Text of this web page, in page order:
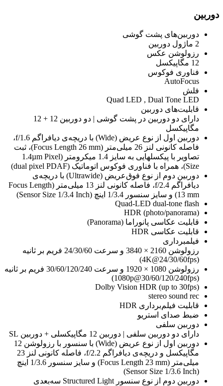
دوربین
دوربین‌های پشت گوشی
2 ماژول دوربین
رزولوشن عکس
12 مگاپیکسل
فناوری فوکوس
AutoFocus
فلش
Quad LED , Dual Tone LED
قابلیت‌های دوربین
دارای دو دوربین در پشت گوشی | دو دوربین 12 + 12
مگاپیکسل
دوربین اول از نوع عریض (Wide) با دریچه‌ی دیافراگم f/1.6،
فاصله کانونی لنز 26 میلی‌متر (Focus Length 26 mm)، ثبت
تصاویر با پیکسل‎هایی به سایز 1.4 میکرومتر (1.4µm Pixel
Size)، همراه با فناوری فوکوس اتوماتیک (dual pixel PDAF)
دوربین دوم از نوع فوق‌عریض (Ultrawide) با دریچه‌ی
دیافراگم f/2.4، فاصله کانونی لنز 13 میلی‌متر (Focus Length
13 mm) و سایز سنسور 1/3.4 اینچ (Sensor Size 1/3.4 Inch)
Quad-LED dual-tone flash
HDR (photo/panorama)
قابلیت عکاسی پانوراما (Panorama)
قابلیت عکاسی HDR
فیلمبرداری
رزولوشن 2160 × 3840 و سرعت 24/30/60 فریم بر ثانیه
(4K@24/30/60fps)
رزولوشن 1080 × 1920 و سرعت 30/60/120/240 فریم بر ثانیه
(1080p@30/60/120/240fps)
Dolby Vision HDR (up to 30fps)
stereo sound rec
قابلیت فیلم‌برداری HDR
ضبط صدای استریو
دوربین سلفی
دارای دو دوربین سلفی | دوربین 12 مگاپیکسلی + دوربین SL
دوربین اول از نوع عریض (Wide) با سنسور با رزولوشن 12
مگاپیکسل و دریچه‌ی دیافراگم f/2.2، فاصله کانونی لنز 23
میلی‌متر (Focus Length 23 mm) و سایز سنسور 1/3.6 اینچ
(Sensor Size 1/3.6 Inch)
دوربین دوم از نوع سنسور Structured Light سه‌بعدی